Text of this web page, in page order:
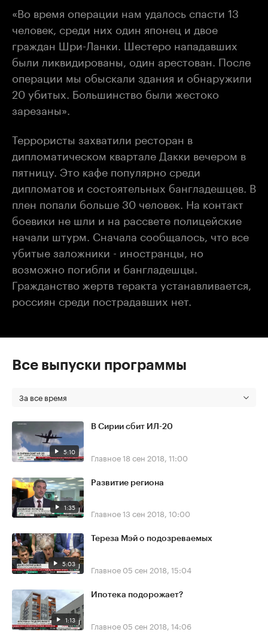
«Во время операции нам удалось спасти 13
человек, среди них один японец и двое
граждан Шри-Ланки. Шестеро нападавших
были ликвидированы, один арестован. После
операции мы обыскали здания и обнаружили
20 убитых. Большинство были жестоко
зарезаны».
Террористы захватили ресторан в
дипломатическом квартале Дакки вечером в
пятницу. Это кафе популярно среди
дипломатов и состоятельных бангладешцев. В
плен попали больше 30 человек. На контакт
боевики не шли и на рассвете полицейские
начали штурм. Сначала сообщалось, что все
убитые заложники - иностранцы, но
возможно погибли и бангладешцы.
Гражданство жертв теракта устанавливается,
россиян среди пострадавших нет.
Все выпуски программы
За все время
5:10
В Сирии сбит ИЛ-20
Главное18 сен 2018, 11:00
1:35
Развитие региона
Главное13 сен 2018, 10:00
5:03
Тереза Мэй о подозреваемых
Главное 05 сен 2018, 15:04
1:13
Ипотека подорожает?
Главное 05 сен 2018, 14:06